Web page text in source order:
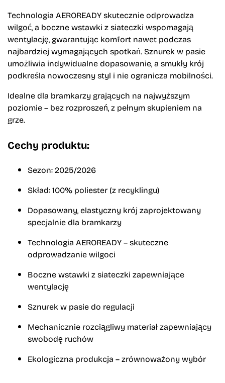
Technologia AEROREADY skutecznie odprowadza
wilgoć, a boczne wstawki z siateczki wspomagają
wentylację, gwarantując komfort nawet podczas
najbardziej wymagających spotkań. Sznurek w pasie
umożliwia indywidualne dopasowanie, a smukły krój
podkreśla nowoczesny styl i nie ogranicza mobilności.
Idealne dla bramkarzy grających na najwyższym
poziomie – bez rozproszeń, z pełnym skupieniem na
grze.
Cechy produktu:
Sezon: 2025/2026
Skład: 100% poliester (z recyklingu)
Dopasowany, elastyczny krój zaprojektowany
specjalnie dla bramkarzy
Technologia AEROREADY – skuteczne
odprowadzanie wilgoci
Boczne wstawki z siateczki zapewniające
wentylację
Sznurek w pasie do regulacji
Mechanicznie rozciągliwy materiał zapewniający
swobodę ruchów
Ekologiczna produkcja – zrównoważony wybór